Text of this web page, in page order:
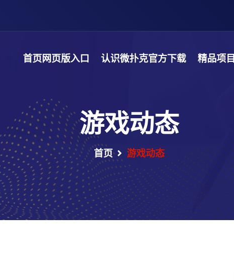
首页网页版入口 认识微扑克官方下载 精品项目
游戏动态
首页 游戏动态